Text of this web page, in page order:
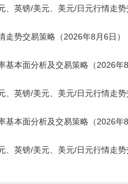
、英镑/美元、美元/日元行情走
走势交易策略（2026年8月6日）
基本面分析及交易策略（2026年
、英镑/美元、美元/日元行情走
基本面分析及交易策略（2026年
、英镑/美元、美元/日元行情走